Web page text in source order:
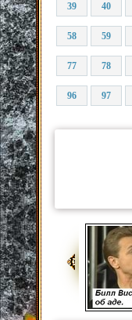
39 40
58 59
77 78
96 97